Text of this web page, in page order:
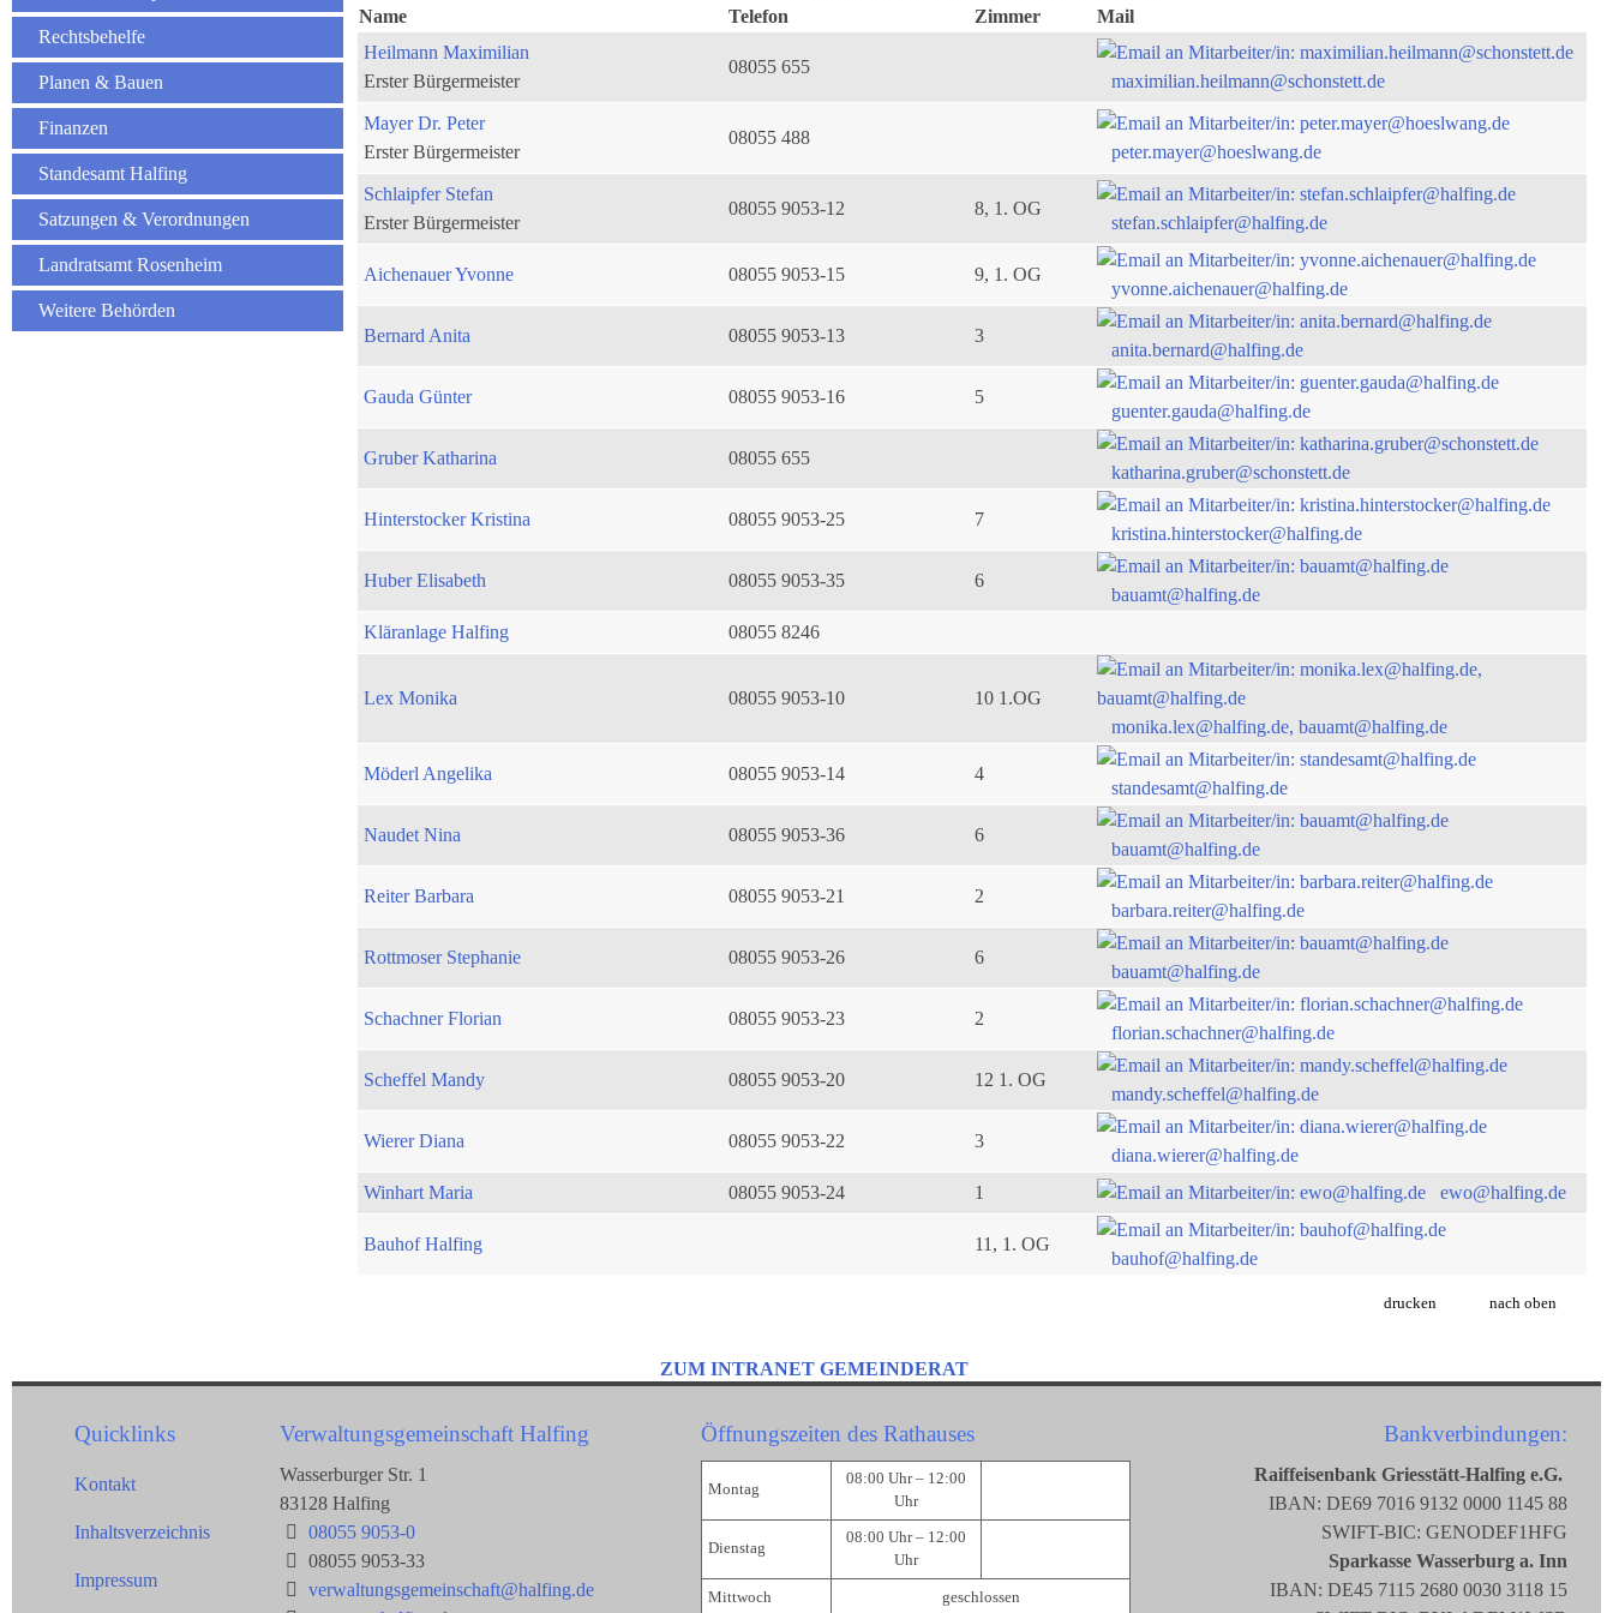
Rechtsbehelfe
Planen & Bauen
Finanzen
Standesamt Halfing
Satzungen & Verordnungen
Landratsamt Rosenheim
Weitere Behörden
Name
Telefon Zimmer
Mail
Heilmann Maximilian
Erster Bürgermeister
08055 655
maximilian.heilmann@schonstett.de
Mayer Dr. Peter
Erster Bürgermeister
08055 488
peter.mayer@hoeslwang.de
Schlaipfer Stefan
Erster Bürgermeister
08055 9053-12 8, 1. OG
stefan.schlaipfer@halfing.de
Aichenauer Yvonne 08055 9053-15 9, 1. OG
yvonne.aichenauer@halfing.de
Bernard Anita 08055 9053-13 3
anita.bernard@halfing.de
Gauda Günter 08055 9053-16 5
guenter.gauda@halfing.de
Gruber Katharina 08055 655
katharina.gruber@schonstett.de
Hinterstocker Kristina 08055 9053-25 7
kristina.hinterstocker@halfing.de
Huber Elisabeth 08055 9053-35 6
bauamt@halfing.de
Kläranlage Halfing
08055 8246
Lex Monika 08055 9053-10
10 1.OG
monika.lex@halfing.de, bauamt@halfing.de
Möderl Angelika 08055 9053-14 4
standesamt@halfing.de
Naudet Nina 08055 9053-36 6
bauamt@halfing.de
Reiter Barbara 08055 9053-21 2
barbara.reiter@halfing.de
Rottmoser Stephanie 08055 9053-26 6
bauamt@halfing.de
Schachner Florian 08055 9053-23 2
florian.schachner@halfing.de
Scheffel Mandy 08055 9053-20 12 1. OG
mandy.scheffel@halfing.de
Wierer Diana 08055 9053-22 3
diana.wierer@halfing.de
Winhart Maria
08055 9053-24 1 ewo@halfing.de
Bauhof Halfing 11, 1. OG
bauhof@halfing.de
drucken nach oben
ZUM INTRANET GEMEINDERAT
Quicklinks
Kontakt
Inhaltsverzeichnis
Impressum
Verwaltungsgemeinschaft Halfing
Wasserburger Str. 1
83128 Halfing
08055 9053-0
08055 9053-33
verwaltungsgemeinschaft@halfing.de
Öffnungszeiten des Rathauses
Montag
08:00 Uhr – 12:00
Uhr
Dienstag
08:00 Uhr – 12:00
Uhr
Mittwoch geschlossen
Bankverbindungen:
Raiffeisenbank Griesstätt-Halfing e.G.
IBAN: DE69 7016 9132 0000 1145 88
SWIFT-BIC: GENODEF1HFG
Sparkasse Wasserburg a. Inn
IBAN: DE45 7115 2680 0030 3118 15